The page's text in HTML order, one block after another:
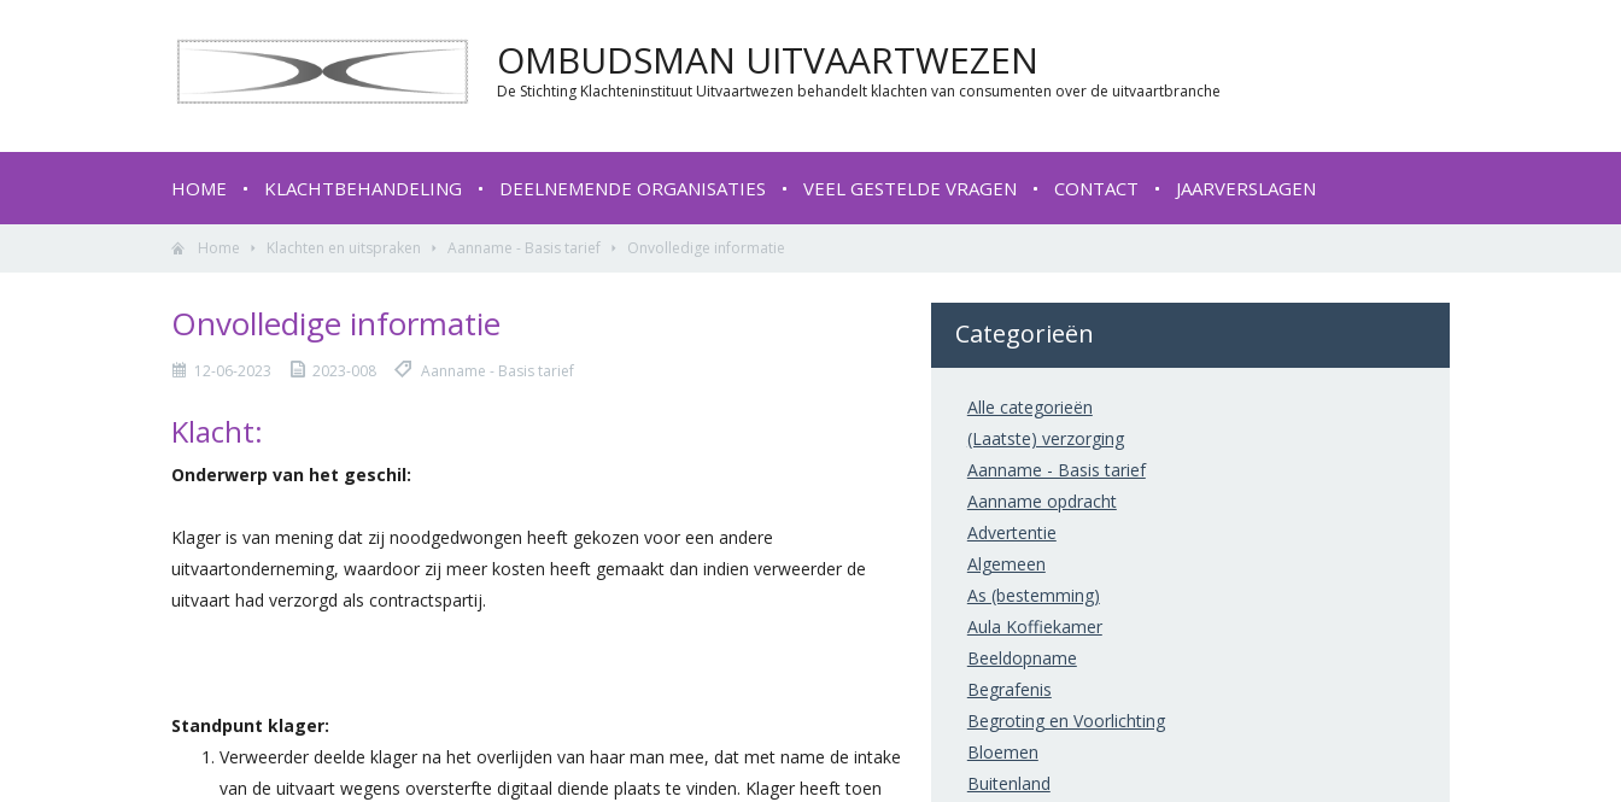
OMBUDSMAN UITVAARTWEZEN
De Stichting Klachteninstituut Uitvaartwezen behandelt klachten van consumenten over de uitvaartbranche
HOME KLACHTBEHANDELING DEELNEMENDE ORGANISATIES VEEL GESTELDE VRAGEN CONTACT JAARVERSLAGEN
Home Klachten en uitspraken Aanname - Basis tarief Onvolledige informatie
Onvolledige informatie
12-06-2023 2023-008 Aanname - Basis tarief
Klacht:
Onderwerp van het geschil:
Klager is van mening dat zij noodgedwongen heeft gekozen voor een andere
uitvaartonderneming, waardoor zij meer kosten heeft gemaakt dan indien verweerder de
uitvaart had verzorgd als contractspartij.
Standpunt klager:
Verweerder deelde klager na het overlijden van haar man mee, dat met name de intake
van de uitvaart wegens oversterfte digitaal diende plaats te vinden. Klager heeft toen
Categorieën
Alle categorieën
(Laatste) verzorging
Aanname - Basis tarief
Aanname opdracht
Advertentie
Algemeen
As (bestemming)
Aula Koffiekamer
Beeldopname
Begrafenis
Begroting en Voorlichting
Bloemen
Buitenland